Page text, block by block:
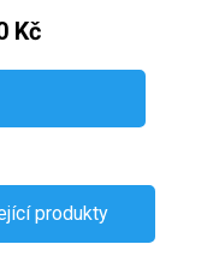
Kč
produkty